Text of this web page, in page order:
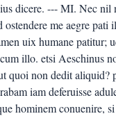
dicere. --- MI. Nec nil
ostendere me aegre
uix humane patitur;
illo. etsi Aeschinus
quoi non dedit aliquid?
iam deferuisse
hominem conuenire,